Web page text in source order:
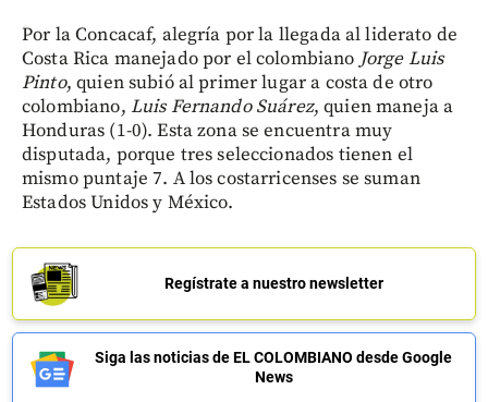
Por la Concacaf, alegría por la llegada al liderato de
Costa Rica manejado por el colombiano Jorge Luis
Pinto, quien subió al primer lugar a costa de otro
colombiano, Luis Fernando Suárez, quien maneja a
Honduras (1-0). Esta zona se encuentra muy
disputada, porque tres seleccionados tienen el
mismo puntaje 7. A los costarricenses se suman
Estados Unidos y México.
Regístrate a nuestro newsletter
Siga las noticias de EL COLOMBIANO desde Google
News